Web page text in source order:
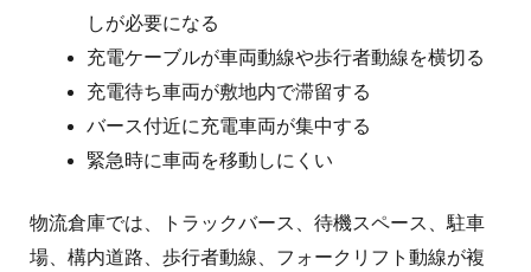
しが必要になる
充電ケーブルが車両動線や歩行者動線を横切る
充電待ち車両が敷地内で滞留する
バース付近に充電車両が集中する
緊急時に車両を移動しにくい
物流倉庫では、トラックバース、待機スペース、駐車
場、構内道路、歩行者動線、フォークリフト動線が複